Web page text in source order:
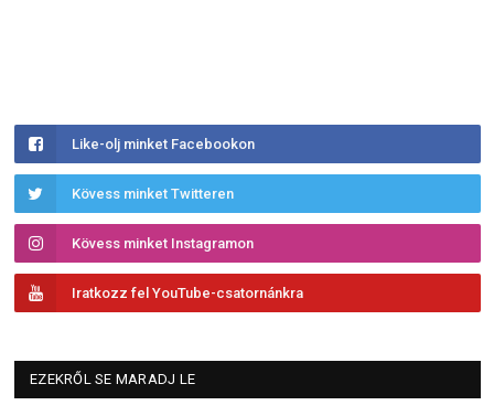
Like-olj minket Facebookon
Kövess minket Twitteren
Kövess minket Instagramon
Iratkozz fel YouTube-csatornánkra
EZEKRŐL SE MARADJ LE